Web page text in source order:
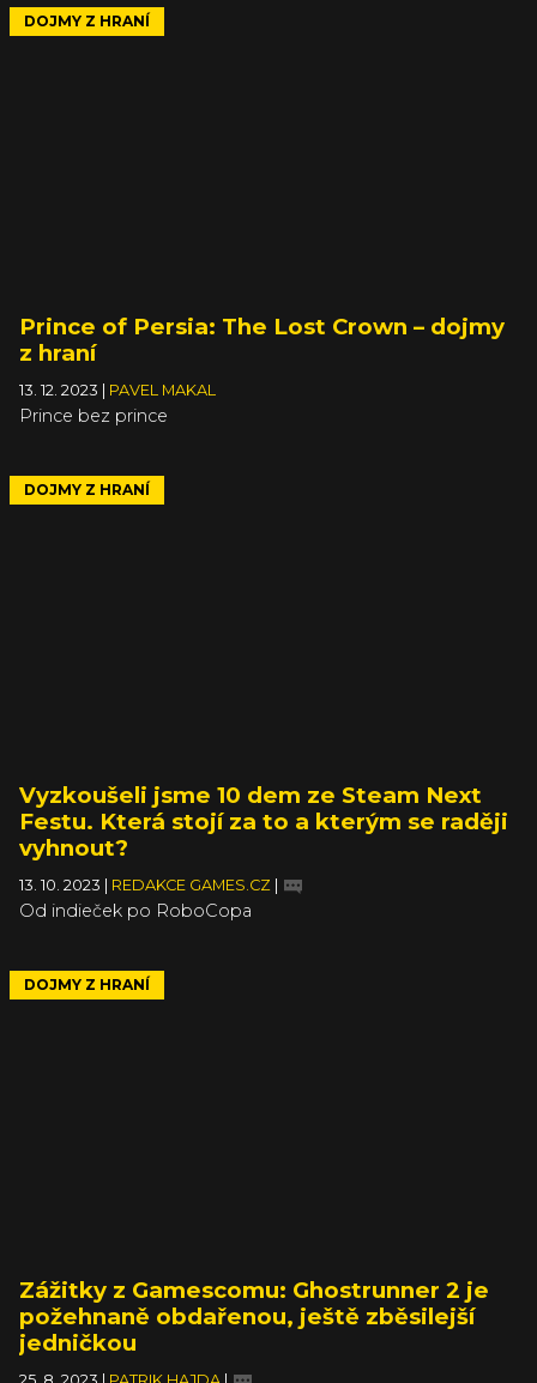
DOJMY Z HRANÍ
Prince of Persia: The Lost Crown – dojmy
z hraní
13. 12. 2023 PAVEL MAKAL
Prince bez prince
DOJMY Z HRANÍ
Vyzkoušeli jsme 10 dem ze Steam Next
Festu. Která stojí za to a kterým se raději
vyhnout?
13. 10. 2023 REDAKCE GAMES.CZ
Od indieček po RoboCopa
DOJMY Z HRANÍ
Zážitky z Gamescomu: Ghostrunner 2 je
požehnaně obdařenou, ještě zběsilejší
jedničkou